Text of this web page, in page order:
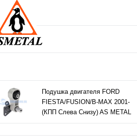
Подушка двигателя FORD
FIESTA/FUSION/B-MAX 2001-
(КПП Слева Снизу) AS METAL